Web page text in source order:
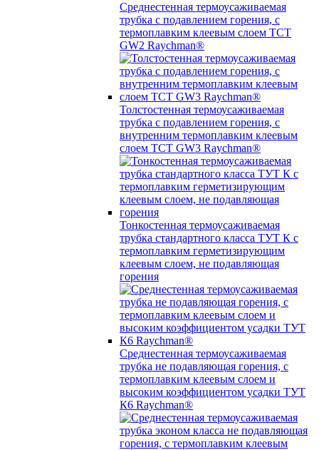
Среднестенная термоусаживаемая
трубка c подавлением горения, с
термоплавким клеевым слоем TCT
GW2 Raychman®
Толстостенная термоусаживаемая
трубка c подавлением горения, с
внутренним термоплавким клеевым
слоем TCT GW3 Raychman®
Тонкостенная термоусаживаемая
трубка стандартного класса ТУТ К с
термоплавким герметизирующим
клеевым слоем, не подавляющая
горения
Среднестенная термоусаживаемая
трубка не подавляющая горения, с
термоплавким клеевым слоем и
высоким коэффициентом усадки ТУТ
К6 Raychman®